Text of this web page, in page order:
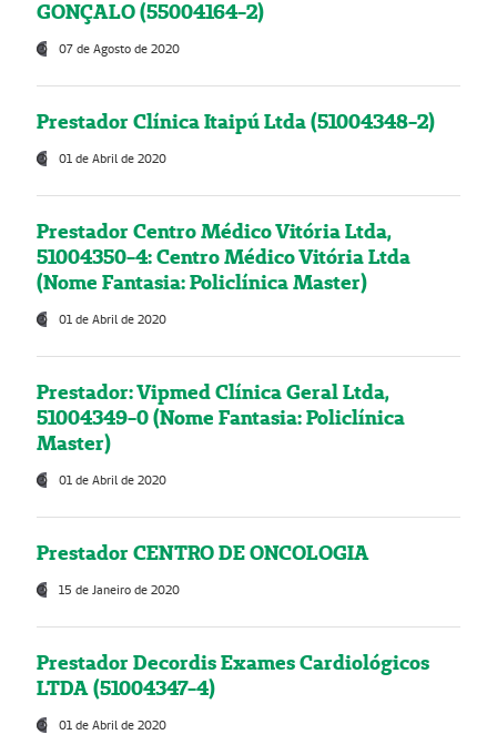
GONÇALO (55004164-2)
07 de Agosto de 2020
Prestador Clínica Itaipú Ltda (51004348-2)
01 de Abril de 2020
Prestador Centro Médico Vitória Ltda,
51004350-4: Centro Médico Vitória Ltda
(Nome Fantasia: Policlínica Master)
01 de Abril de 2020
Prestador: Vipmed Clínica Geral Ltda,
51004349-0 (Nome Fantasia: Policlínica
Master)
01 de Abril de 2020
Prestador CENTRO DE ONCOLOGIA
15 de Janeiro de 2020
Prestador Decordis Exames Cardiológicos
LTDA (51004347-4)
01 de Abril de 2020